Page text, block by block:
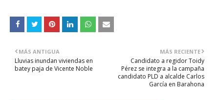
MÁS RECIENTE
Candidato a regidor Toidy
Pérez se integra a la campaña
candidato PLD a alcalde Carlos
García en Barahona
MÁS ANTIGUA
Lluvias inundan viviendas en
batey paja de Vicente Noble